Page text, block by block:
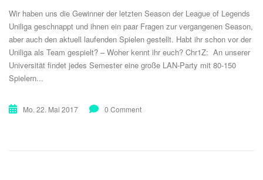
Wir haben uns die Gewinner der letzten Season der League of Legends
Uniliga geschnappt und ihnen ein paar Fragen zur vergangenen Season,
aber auch den aktuell laufenden Spielen gestellt. Habt ihr schon vor der
Uniliga als Team gespielt? – Woher kennt ihr euch? Chr1Z: An unserer
Universität findet jedes Semester eine große LAN-Party mit 80-150
Spielern...
Mo. 22. Mai 2017 0 Comment